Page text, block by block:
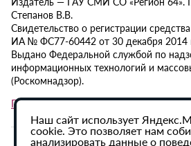
Степанов В.В.
Свидетельство о регистрации
ИА № ФС77-60442 от 30 декабря 2014
Выдано Федеральной службой по
информационных технологий и
(Роскомнадзор).
Политика в отношении обработки
Наш сайт использует
cookie. Это позволяет нам
анализировать данные о